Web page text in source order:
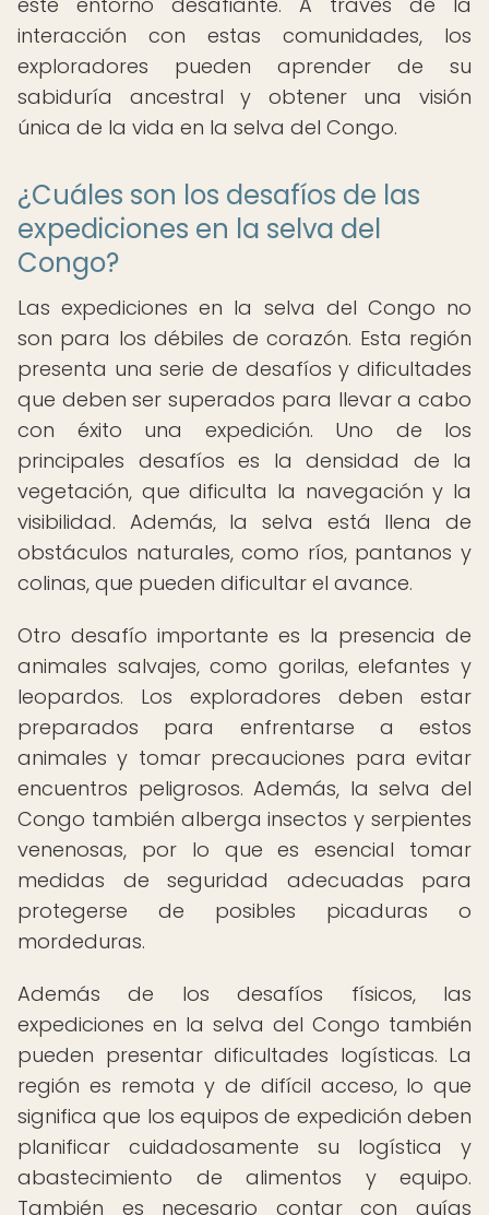
interacción con estas comunidades, los
exploradores pueden aprender de su
sabiduría ancestral y obtener una visión
única de la vida en la selva del Congo.
¿Cuáles son los desafíos de las
expediciones en la selva del
Congo?
Las expediciones en la selva del Congo no
son para los débiles de corazón. Esta región
presenta una serie de desafíos y dificultades
que deben ser superados para llevar a cabo
con éxito una expedición. Uno de los
principales desafíos es la densidad de la
vegetación, que dificulta la navegación y la
visibilidad. Además, la selva está llena de
obstáculos naturales, como ríos, pantanos y
colinas, que pueden dificultar el avance.
Otro desafío importante es la presencia de
animales salvajes, como gorilas, elefantes y
leopardos. Los exploradores deben estar
preparados para enfrentarse a estos
animales y tomar precauciones para evitar
encuentros peligrosos. Además, la selva del
Congo también alberga insectos y serpientes
venenosas, por lo que es esencial tomar
medidas de seguridad adecuadas para
protegerse de posibles picaduras o
mordeduras.
Además de los desafíos físicos, las
expediciones en la selva del Congo también
pueden presentar dificultades logísticas. La
región es remota y de difícil acceso, lo que
significa que los equipos de expedición deben
planificar cuidadosamente su logística y
abastecimiento de alimentos y equipo.
También es necesario contar con guías